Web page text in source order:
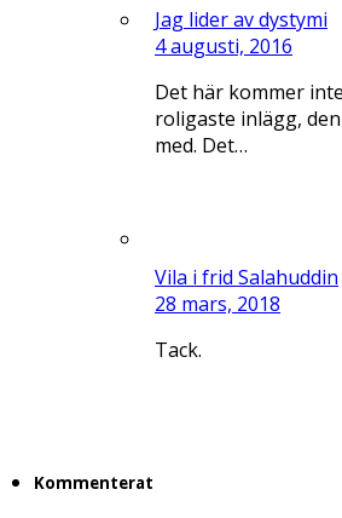
Jag lider av dystymi
4 augusti, 2016
Det här kommer
roligaste inlägg,
med. Det…
Vila i frid Salahuddin
28 mars, 2018
Tack.
Kommenterat